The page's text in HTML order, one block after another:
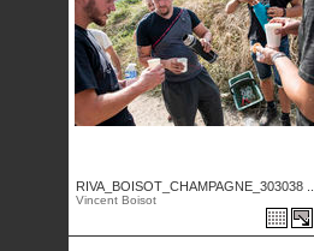
RIVA_BOISOT_CHAMPAGNE_303038
Vincent Boisot